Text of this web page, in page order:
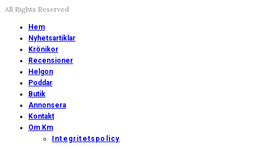
All Rights Reserved
Hem
Nyhetsartiklar
Krönikor
Recensioner
Helgon
Poddar
Butik
Annonsera
Kontakt
Om Km
Integritetspolicy